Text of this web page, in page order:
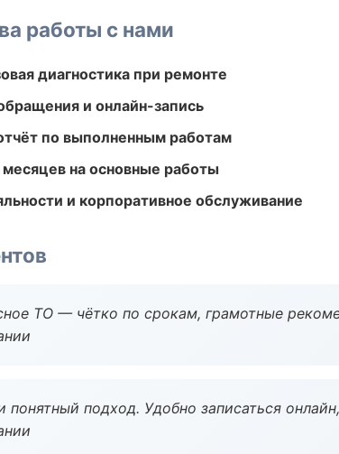
работы с нами
диагностика при ремонте
и онлайн-запись
по выполненным работам
месяцев на основные работы
и корпоративное обслуживание
ТО — чётко по срокам, грамотные
подход. Удобно записаться